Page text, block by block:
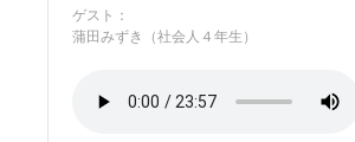
ゲスト：
蒲田みずき（社会人４年生）